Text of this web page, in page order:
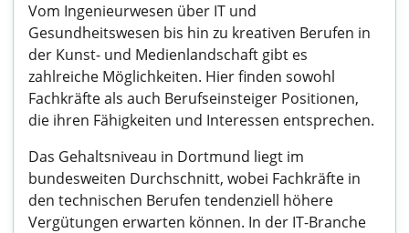
Vom Ingenieurwesen über IT und
Gesundheitswesen bis hin zu kreativen Berufen in
der Kunst- und Medienlandschaft gibt es
zahlreiche Möglichkeiten. Hier finden sowohl
Fachkräfte als auch Berufseinsteiger Positionen,
die ihren Fähigkeiten und Interessen entsprechen.
Das Gehaltsniveau in Dortmund liegt im
bundesweiten Durchschnitt, wobei Fachkräfte in
den technischen Berufen tendenziell höhere
Vergütungen erwarten können. In der IT-Branche